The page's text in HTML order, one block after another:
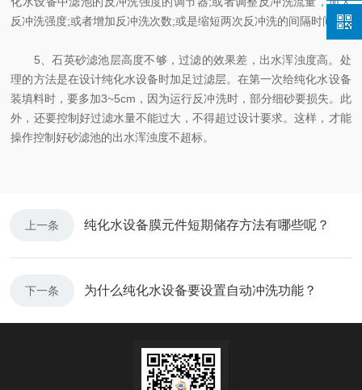
反冲洗强度;或者增加反冲洗次数;或是缩短两次反冲洗的间隔时间。
5、石英砂滤池层高度不够，过滤的效果差，出水浑浊度高。处
理的方法是在设计纯化水设备时加足过滤层。在第一次给纯化水设备
装填料时，要多加3~5cm，因为运行反冲洗时，部分细砂要损失。此
外，还要控制好过滤水量不能过大，不得超过设计要求。这样，才能
操作控制好砂滤池的出水浑浊度不超标。
上一条 纯化水设备膜元件短期储存方法有哪些呢？
下一条 为什么纯化水设备要设置自动冲洗功能？